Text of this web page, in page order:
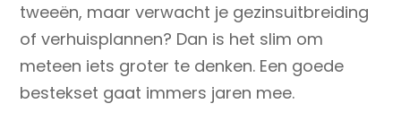
tweeën, maar verwacht je gezinsuitbreiding
of verhuisplannen? Dan is het slim om
meteen iets groter te denken. Een goede
bestekset gaat immers jaren mee.